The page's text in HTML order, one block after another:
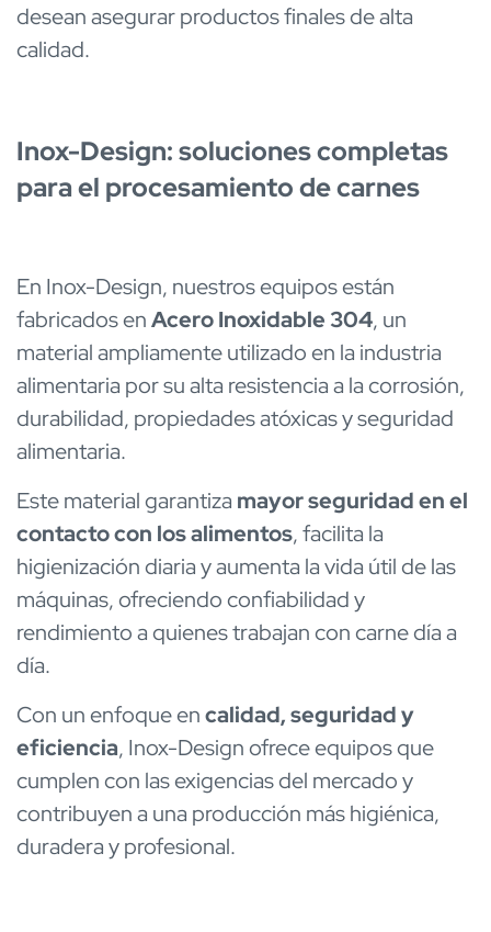
desean asegurar productos finales de alta
calidad.
Inox-Design: soluciones completas
para el procesamiento de carnes
En Inox-Design, nuestros equipos están
fabricados enAcero Inoxidable 304, un
material ampliamente utilizado en la industria
alimentaria por su alta resistencia a la corrosión,
durabilidad, propiedades atóxicas y seguridad
alimentaria.
Este material garantiza mayor seguridad en el
contacto con los alimentos, facilita la
higienización diaria y aumenta la vida útil de las
máquinas, ofreciendo confiabilidad y
rendimiento a quienes trabajan con carne día a
día.
Con un enfoque encalidad, seguridad y
eficiencia, Inox-Design ofrece equipos que
cumplen con las exigencias del mercado y
contribuyen a una producción más higiénica,
duradera y profesional.